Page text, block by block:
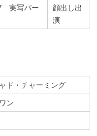
実写パー
顔出し出
演
ド・チャーミング
ン